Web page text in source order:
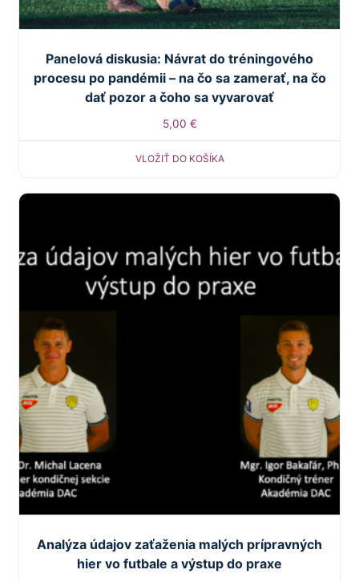
Panelová diskusia: Návrat do tréningového
procesu po pandémii – na čo sa zamerať, na čo
dať pozor a čoho sa vyvarovať
5,00 €
VLOŽIŤ DO KOŠÍKA
Analýza údajov zaťaženia malých prípravných
hier vo futbale a výstup do praxe